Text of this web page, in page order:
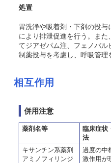
処置
胃洗浄や吸着剤・下剤の投
により排泄促進を行う。ま
てジアゼパム注、フェノバ
制薬投与を考慮し、呼吸管理
相互作用
併用注意
薬剤名等
臨床症状
法
キサンチン系薬剤
アミノフィリンジ
過度の中
激作用が